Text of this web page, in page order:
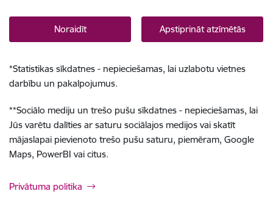
Noraidīt Apstiprināt atzīmētās
*Statistikas sīkdatnes - nepieciešamas, lai uzlabotu vietnes
darbību un pakalpojumus.
**Sociālo mediju un trešo pušu sīkdatnes - nepieciešamas, lai
Jūs varētu dalīties ar saturu sociālajos medijos vai skatīt
mājaslapai pievienoto trešo pušu saturu, piemēram, Google
Maps, PowerBI vai citus.
Privātuma politika